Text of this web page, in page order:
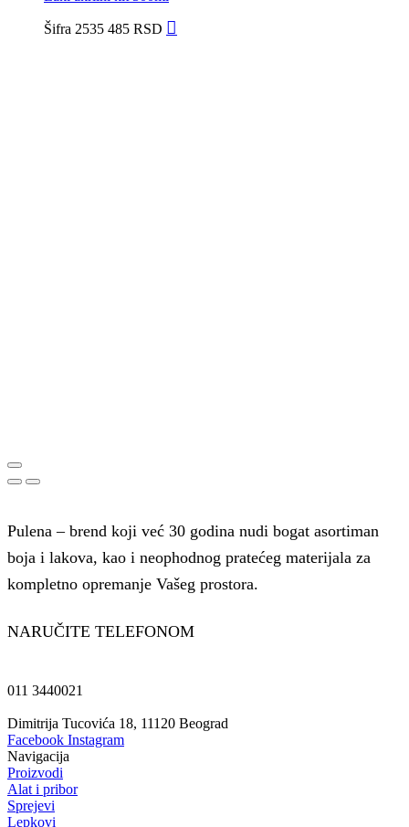
Šifra 2535 485 RSD
Pulena – brend koji već 30 godina nudi bogat asortiman
boja i lakova, kao i neophodnog pratećeg materijala za
kompletno opremanje Vašeg prostora.
NARUČITE TELEFONOM
011 3440021
Dimitrija Tucovića 18, 11120 Beograd
Facebook Instagram
Navigacija
Proizvodi
Alat i pribor
Sprejevi
Lepkovi